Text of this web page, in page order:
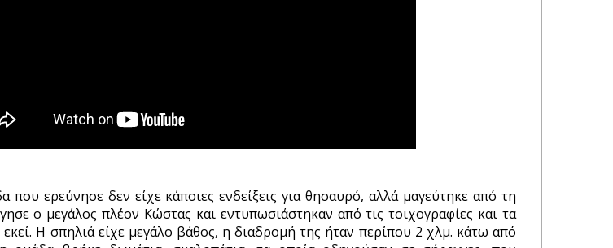
που ερεύνησε δεν είχε κάποιες ενδείξεις για θησαυρό, αλλά μαγεύτηκε από τη
ο μεγάλος πλέον Κώστας και εντυπωσιάστηκαν από τις τοιχογραφίες και τα
Η σπηλιά είχε μεγάλο βάθος, η διαδρομή της ήταν περίπου 2 χλμ. κάτω από